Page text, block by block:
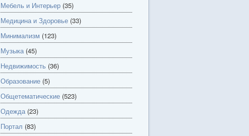
Мебель и Интерьер (35)
Медицина и Здоровье (33)
Минимализм (123)
Музыка(45)
Недвижимость (36)
Образование (5)
Общетематические (523)
Одежда(23)
Портал (83)